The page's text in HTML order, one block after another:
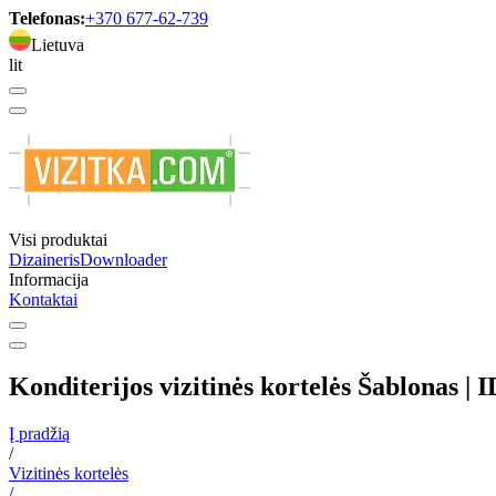
Telefonas:+370 677-62-739
Lietuva
lit
Visi produktai
DizainerisDownloader
Informacija
Kontaktai
Konditerijos vizitinės kortelės Šablonas |
Į pradžią
/
Vizitinės kortelės